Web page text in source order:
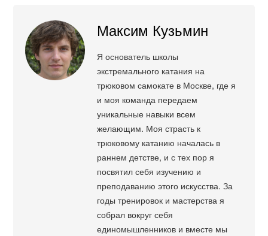
Максим Кузьмин
Я основатель школы
экстремального катания на
трюковом самокате в Москве, где я
и моя команда передаем
уникальные навыки всем
желающим. Моя страсть к
трюковому катанию началась в
раннем детстве, и с тех пор я
посвятил себя изучению и
преподаванию этого искусства. За
годы тренировок и мастерства я
собрал вокруг себя
единомышленников и вместе мы